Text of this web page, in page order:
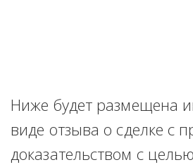
Ниже будет размещена
виде отзыва о сделке с
доказательством с